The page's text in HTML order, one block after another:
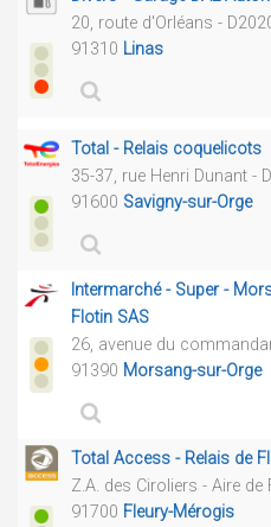
20, route d'Orléans -
91310 Linas
Total - Relais coquelicots
35-37, rue Henri Dunant -
91600 Savigny-sur-Orge
Intermarché - Super -
Flotin SAS
26, avenue du
91390 Morsang-sur-Orge
Total Access - Relais de
Z.A. des Ciroliers - Aire de
91700 Fleury-Mérogis